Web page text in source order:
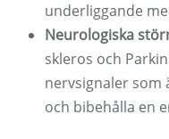
underliggande
Neurologiska
skleros och
nervsignaler som
och bibehålla en